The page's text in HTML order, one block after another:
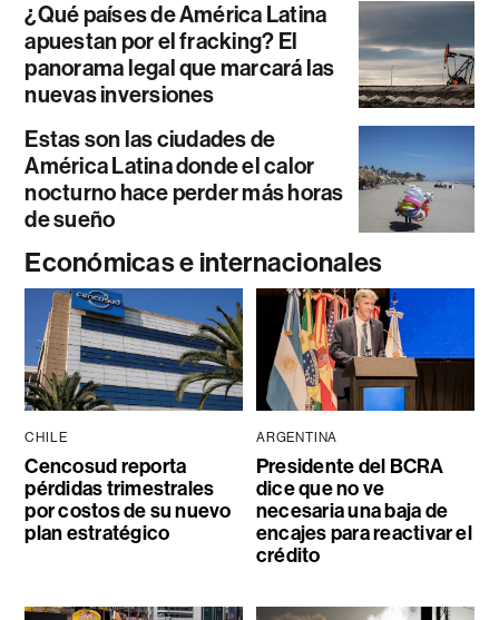
¿Qué países de América Latina
apuestan por el fracking? El
panorama legal que marcará las
nuevas inversiones
Estas son las ciudades de
América Latina donde el calor
nocturno hace perder más horas
de sueño
Económicas e internacionales
CHILE
Cencosud reporta
pérdidas trimestrales
por costos de su nuevo
plan estratégico
ARGENTINA
Presidente del BCRA
dice que no ve
necesaria una baja de
encajes para reactivar el
crédito